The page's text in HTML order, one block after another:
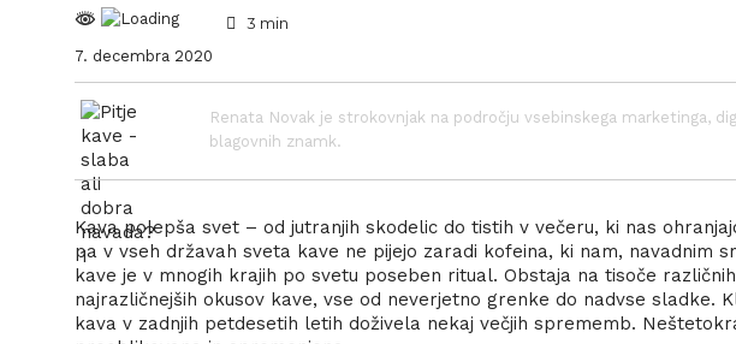
3 min
7. decembra 2020
Renata Novak je strokovnjak na področju vsebinskega marketinga,
blagovnih znamk.
Kava polepša svet – od jutranjih skodelic do tistih v večeru, ki nas
pa v vseh državah sveta kave ne pijejo zaradi kofeina, ki nam, navadnim
kave je v mnogih krajih po svetu poseben ritual. Obstaja na tisoče
najrazličnejših okusov kave, vse od neverjetno grenke do nadvse sladke.
kava v zadnjih petdesetih letih doživela nekaj večjih sprememb.